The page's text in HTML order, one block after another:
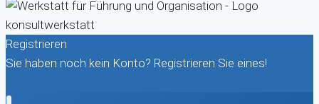
Registrieren
Sie haben noch kein Konto? Registrieren Sie eines!